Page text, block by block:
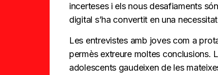
incerteses i els nous desafiaments
digital s’ha convertit en una
Les entrevistes amb joves com a
permès extreure moltes conclusions.
adolescents gaudeixen de les